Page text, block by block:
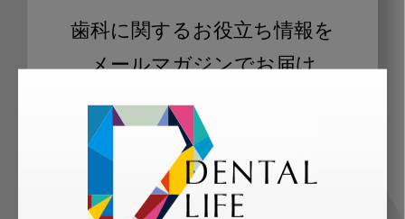
歯科に関するお役立ち情報を
メールマガジンでお届け
ご登録いただいた職種（歯科医師、歯
科衛生士、歯科技工士）に合わせた内